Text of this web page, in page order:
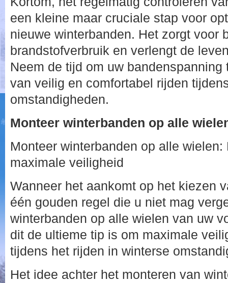
een kleine maar cruciale stap voor
nieuwe winterbanden. Het zorgt voor
brandstofverbruik en verlengt de
Neem de tijd om uw
van veilig en comfortabel rijden
omstandigheden.
Monteer winterbanden op alle
Monteer winterbanden op alle
maximale veiligheid
Wanneer het aankomt op het kiezen
één gouden regel die u niet mag
winterbanden op alle wielen van uw
dit de ultieme tip is om maximale
tijdens het rijden in winterse
Het idee achter het monteren van